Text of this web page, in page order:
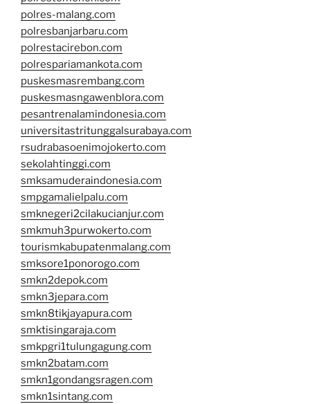
polres-malang.com
polresbanjarbaru.com
polrestacirebon.com
polrespariamankota.com
puskesmasrembang.com
puskesmasngawenblora.com
pesantrenalamindonesia.com
universitastritunggalsurabaya.com
rsudrabasoenimojokerto.com
sekolahtinggi.com
smksamuderaindonesia.com
smpgamalielpalu.com
smknegeri2cilakucianjur.com
smkmuh3purwokerto.com
tourismkabupatenmalang.com
smksore1ponorogo.com
smkn2depok.com
smkn3jepara.com
smkn8tikjayapura.com
smktisingaraja.com
smkpgri1tulungagung.com
smkn2batam.com
smkn1gondangsragen.com
smkn1sintang.com